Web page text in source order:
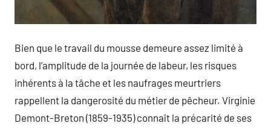
Bien que le travail du mousse demeure assez limité à
bord, l’amplitude de la journée de labeur, les risques
inhérents à la tâche et les naufrages meurtriers
rappellent la dangerosité du métier de pêcheur. Virginie
Demont-Breton (1859-1935) connaît la précarité de ses